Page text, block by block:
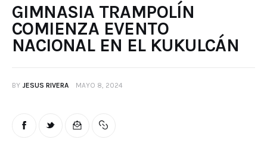
GIMNASIA TRAMPOLÍN
COMIENZA EVENTO
NACIONAL EN EL KUKULCÁN
BY JESUS RIVERA MAYO 8, 2024